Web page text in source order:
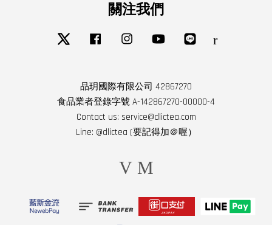
關注我們
Twitter Facebook Instagram YouTube RSS
品玥國際有限公司 42867270
食品業者登錄字號 A-142867270-00000-4
Contact us: service@dlictea.com
Line: @dlictea (要記得加＠喔）
Visa